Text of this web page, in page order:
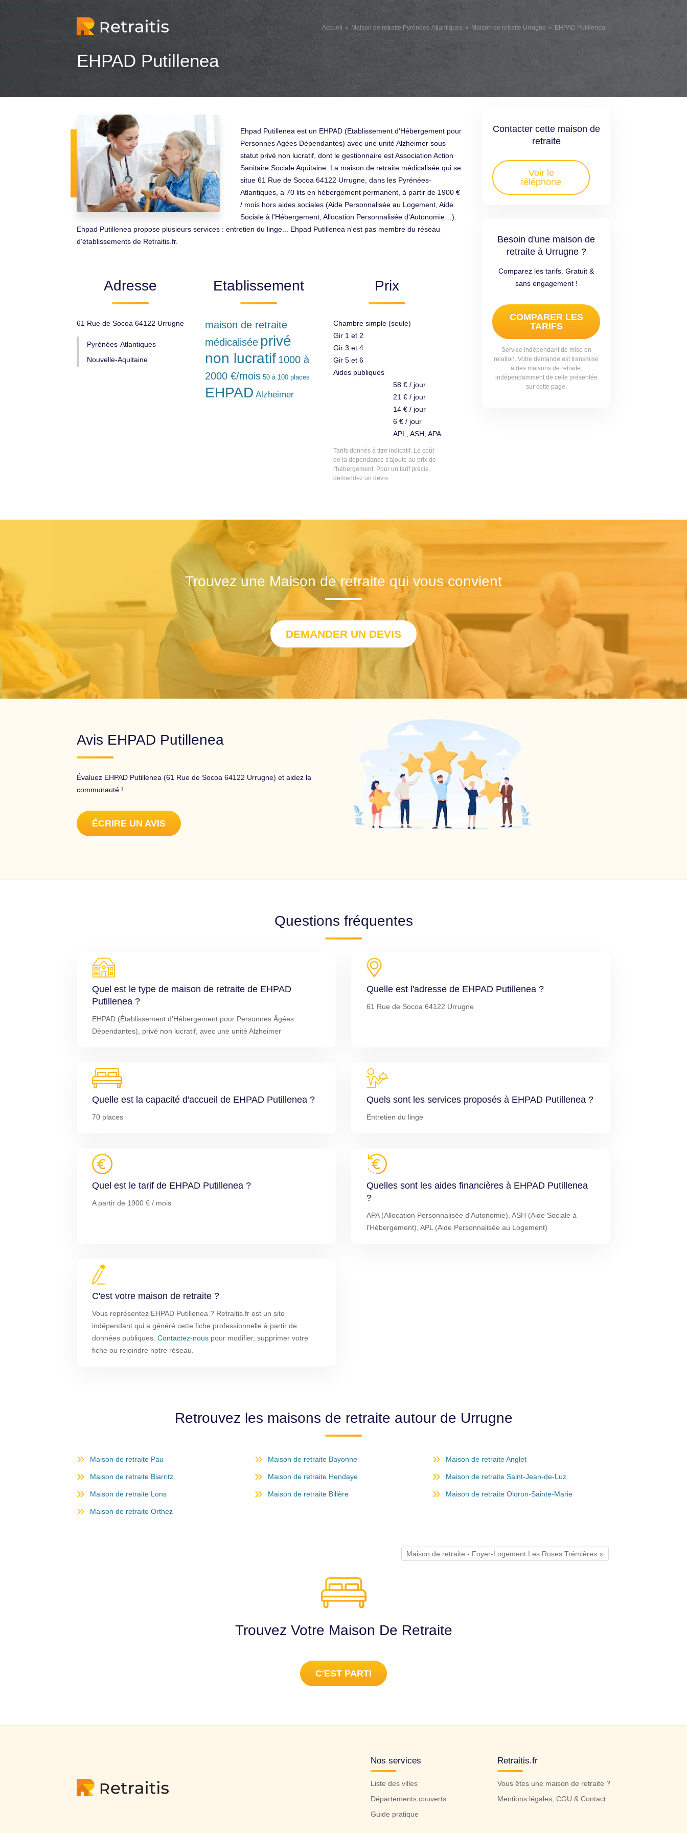
Accueil Maison de retraite Pyrénées-Atlantiques Maison de retraite Urrugne EHPAD Putillenea
EHPAD Putillenea
Contacter cette maison de
retraite
Voir le
téléphone
Besoin d'une maison de
retraite à Urrugne ?
Comparez les tarifs. Gratuit &
sans engagement !
COMPARER LES
TARIFS
Service indépendant de mise en
relation. Votre demande est transmise
à des maisons de retraite,
indépendamment de celle présentée
sur cette page.
Ehpad Putillenea est un EHPAD (Etablissement d'Hébergement pour
Personnes Agées Dépendantes) avec une unité Alzheimer sous
statut privé non lucratif, dont le gestionnaire est Association Action
Sanitaire Sociale Aquitaine. La maison de retraite médicalisée qui se
situe 61 Rue de Socoa 64122 Urrugne, dans les Pyrénées-
Atlantiques, a 70 lits en hébergement permanent, à partir de 1900 €
/ mois hors aides sociales (Aide Personnalisée au Logement, Aide
Sociale à l'Hébergement, Allocation Personnalisée d'Autonomie…).
Ehpad Putillenea propose plusieurs services : entretien du linge... Ehpad Putillenea n'est pas membre du réseau
d'établissements de Retraitis.fr.
Adresse
61 Rue de Socoa 64122 Urrugne
Pyrénées-Atlantiques
Nouvelle-Aquitaine
Etablissement
maison de retraite
médicalisée privé
non lucratif 1000 à
2000 €/mois 50 à 100 places
EHPAD Alzheimer
Prix
Chambre simple (seule)
Gir 1 et 2
Gir 3 et 4
Gir 5 et 6
Aides publiques
58 € / jour
21 € / jour
14 € / jour
6 € / jour
APL, ASH, APA
Tarifs donnés à titre indicatif. Le coût
de la dépendance s'ajoute au prix de
l'hébergement. Pour un tarif précis,
demandez un devis.
Trouvez une Maison de retraite qui vous convient
DEMANDER UN DEVIS
Avis EHPAD Putillenea
Évaluez EHPAD Putillenea (61 Rue de Socoa 64122 Urrugne) et aidez la
communauté !
ÉCRIRE UN AVIS
Questions fréquentes
Quel est le type de maison de retraite de EHPAD
Putillenea ?
EHPAD (Établissement d'Hébergement pour Personnes Âgées
Dépendantes), privé non lucratif, avec une unité Alzheimer
Quelle est l'adresse de EHPAD Putillenea ?
61 Rue de Socoa 64122 Urrugne
Quelle est la capacité d'accueil de EHPAD Putillenea ?
70 places
Quels sont les services proposés à EHPAD Putillenea ?
Entretien du linge
Quel est le tarif de EHPAD Putillenea ?
A partir de 1900 € / mois
Quelles sont les aides financières à EHPAD Putillenea
?
APA (Allocation Personnalisée d'Autonomie), ASH (Aide Sociale à
l'Hébergement), APL (Aide Personnalisée au Logement)
C'est votre maison de retraite ?
Vous représentez EHPAD Putillenea ? Retraitis.fr est un site
indépendant qui a généré cette fiche professionnelle à partir de
données publiques. Contactez-nous pour modifier, supprimer votre
fiche ou rejoindre notre réseau.
Retrouvez les maisons de retraite autour de Urrugne
Maison de retraite Pau Maison de retraite Bayonne Maison de retraite Anglet
Maison de retraite Biarritz Maison de retraite Hendaye Maison de retraite Saint-Jean-de-Luz
Maison de retraite Lons Maison de retraite Billère Maison de retraite Oloron-Sainte-Marie
Maison de retraite Orthez
Maison de retraite - Foyer-Logement Les Roses Trémières
Trouvez Votre Maison De Retraite
C'EST PARTI
Nos services
Liste des villes
Départements couverts
Guide pratique
Retraitis.fr
Vous êtes une maison de retraite ?
Mentions légales, CGU & Contact